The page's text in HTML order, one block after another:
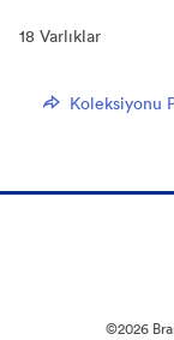
18 Varlıklar
Koleksiyonu
©2026